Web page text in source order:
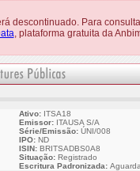
descontinuado. Para
, plataforma gratuita da
Ativo:ITSA18
Emissor:ITAUSA S/A
Série/Emissão:ÚNI/008
IPO: ND
ISIN:BRITSADBS0A8
Situação:Registrado
Escritura Padronizada: